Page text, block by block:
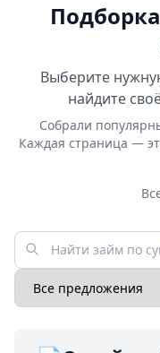
Выберите
найдите
Собрали
Каждая страница —